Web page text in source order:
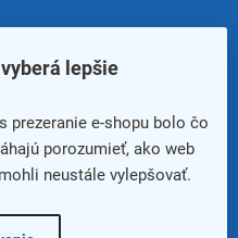
lepšie
prezeranie e-shopu bolo čo
porozumieť, ako web
neustále vylepšovať.